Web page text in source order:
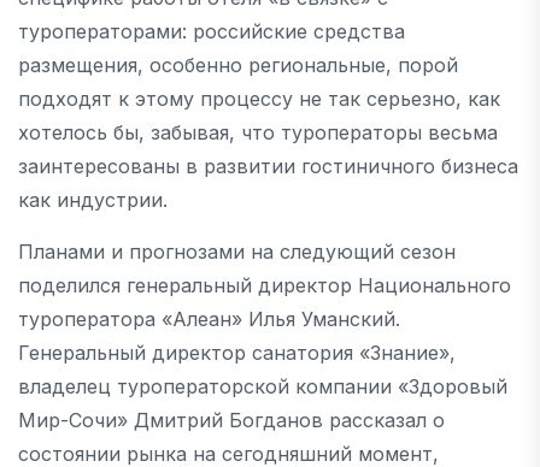
туроператорами: российские средства
размещения, особенно региональные, порой
подходят к этому процессу не так серьезно, как
хотелось бы, забывая, что туроператоры весьма
заинтересованы в развитии гостиничного бизнеса
как индустрии.
Планами и прогнозами на следующий сезон
поделился генеральный директор Национального
туроператора «Алеан» Илья Уманский.
Генеральный директор санатория «Знание»,
владелец туроператорской компании «Здоровый
Мир-Сочи» Дмитрий Богданов рассказал о
состоянии рынка на сегодняшний момент,